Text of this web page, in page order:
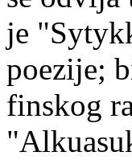
je
poezije;
finskog